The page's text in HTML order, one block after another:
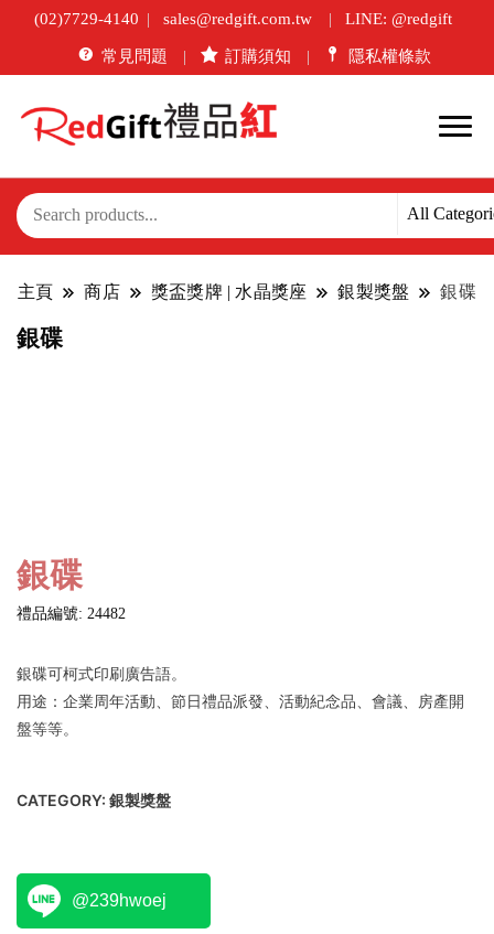
(02)7729-4140 sales@redgift.com.tw LINE: @redgift
常見問題 訂購須知 隱私權條款
主頁 商店 獎盃獎牌 | 水晶獎座 銀製獎盤 銀碟
銀碟
銀碟
禮品編號: 24482
銀碟可柯式印刷廣告語。
用途：企業周年活動、節日禮品派發、活動紀念品、會議、房產開
盤等等。
CATEGORY: 銀製獎盤
@239hwoej